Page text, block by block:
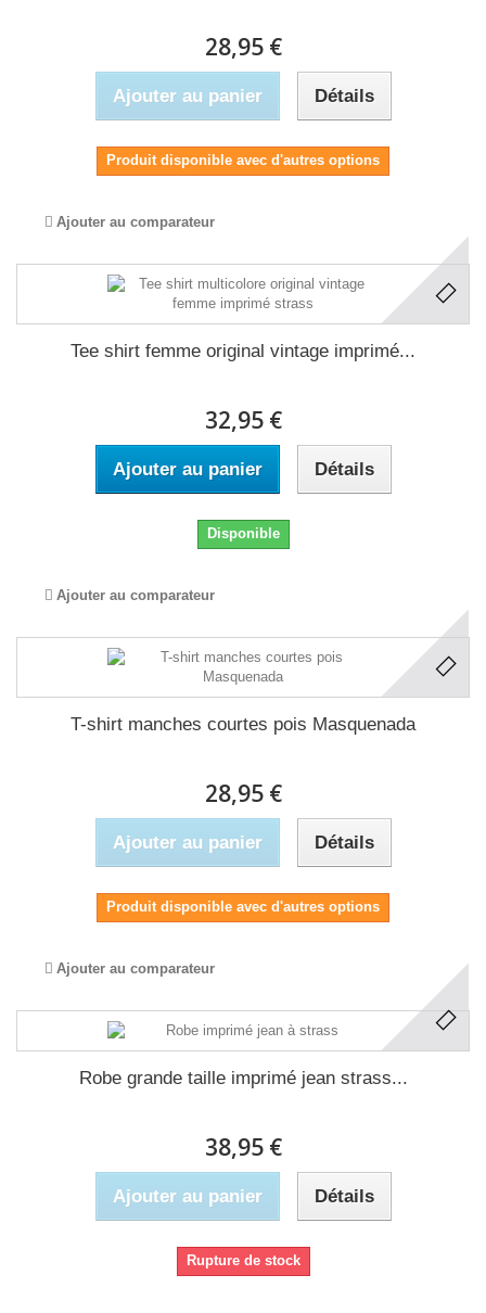
28,95 €
Ajouter au panier Détails
Produit disponible avec d'autres options
Ajouter au comparateur
Tee shirt femme original vintage imprimé...
32,95 €
Ajouter au panier Détails
Disponible
Ajouter au comparateur
T-shirt manches courtes pois Masquenada
28,95 €
Ajouter au panier Détails
Produit disponible avec d'autres options
Ajouter au comparateur
Robe grande taille imprimé jean strass...
38,95 €
Ajouter au panier Détails
Rupture de stock